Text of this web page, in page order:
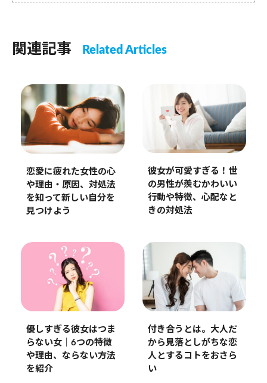
関連記事 Related Articles
恋愛に疲れた女性の心
や理由・原因、対処法
を知って新しい自分を
見つけよう
彼女が可愛すぎる！世
の男性が羨むかわいい
行動や特徴、心配なと
きの対処法
優しすぎる彼女はつま
らない女｜6つの特徴
や理由、ならない方法
を紹介
付き合うとは。大人だ
から見落としがちな恋
人とするコトをおさら
い